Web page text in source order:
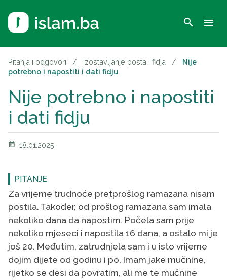
search menu
Pitanja i odgovori / Izostavljanje posta i fidja /
Nije
potrebno i napostiti i dati fidju
Nije potrebno i napostiti
i dati fidju
calendar_month 18.01.2025.
PITANJE
Za vrijeme trudnoće pretprošlog ramazana nisam
postila. Također, od prošlog ramazana sam imala
nekoliko dana da napostim. Počela sam prije
nekoliko mjeseci i napostila 16 dana, a ostalo mi je
još 20. Međutim, zatrudnjela sam i u isto vrijeme
dojim dijete od godinu i po. Imam jake mučnine,
rijetko se desi da povratim, ali me te mučnine